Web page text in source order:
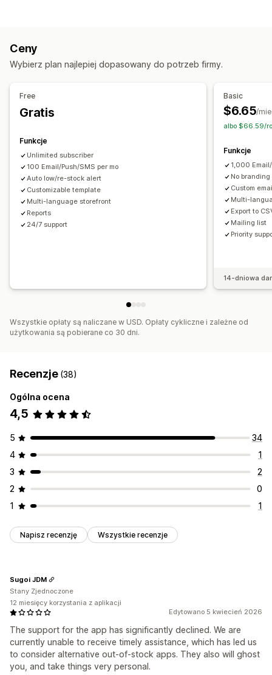
Ponowna dostępność produktu
Powiadomienia web push E-mail SMS Zapas wyczerpany
Analizy i raporty
Zapotrzebowanie klientów
Ceny
Wybierz plan najlepiej dopasowany do potrzeb firmy.
Free
Gratis
Funkcje
Unlimited subscriber
100 Email/Push/SMS per mo
Auto low/re-stock alert
Customizable template
Multi-language storefront
Reports
24/7 support
Basic
$6.65/
albo $66.59/
Funkcje
1,000
No branding
Custom
Multi-
Export to
Mailing list
Priority
14-dniowa
Wszystkie opłaty są naliczane w USD. Opłaty cykliczne i zależne od
użytkowania są pobierane co 30 dni.
Recenzje (38)
Ogólna ocena
4,5
5
34
4
1
3
2
2
0
1
1
Napisz recenzję Wszystkie recenzje
Edytowano 5 kwiecień 2026
The support for the app has significantly declined. We are
currently unable to receive timely assistance, which has led us
to consider alternative out-of-stock apps. They also will ghost
you, and take things very personal.
Sugoi JDM
Stany Zjednoczone
12 miesięcy korzystania z aplikacji